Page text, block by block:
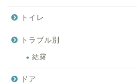
トイレ
トラブル別
結露
ドア